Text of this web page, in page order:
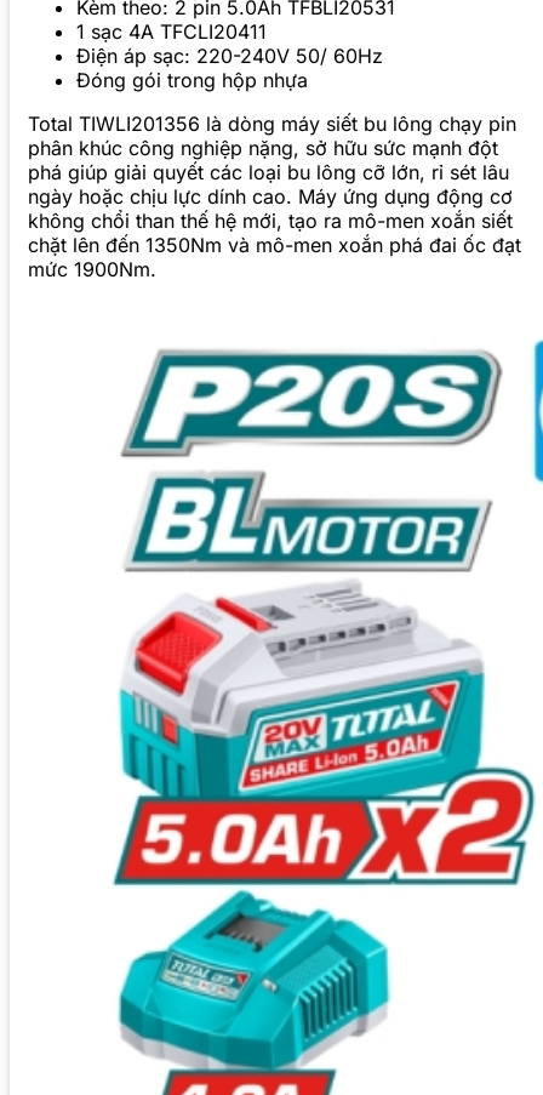
Kèm theo: 2 pin 5.0Ah TFBLI20531
1 sạc 4A TFCLI20411
Điện áp sạc: 220-240V 50/ 60Hz
Đóng gói trong hộp nhựa
Total TIWLI201356 là dòng máy siết bu lông chạy pin
phân khúc công nghiệp nặng, sở hữu sức mạnh đột
phá giúp giải quyết các loại bu lông cỡ lớn, rỉ sét lâu
ngày hoặc chịu lực dính cao. Máy ứng dụng động cơ
không chổi than thế hệ mới, tạo ra mô-men xoắn siết
chặt lên đến 1350Nm và mô-men xoắn phá đai ốc đạt
mức 1900Nm.